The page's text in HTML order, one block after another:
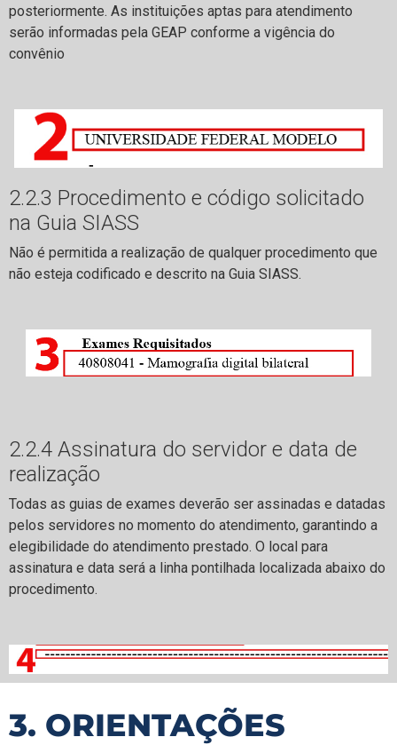
posteriormente. As instituições aptas para atendimento
serão informadas pela GEAP conforme a vigência do
convênio
2.2.3 Procedimento e código solicitado
na Guia SIASS
Não é permitida a realização de qualquer procedimento que
não esteja codificado e descrito na Guia SIASS.
2.2.4 Assinatura do servidor e data de
realização
Todas as guias de exames deverão ser assinadas e datadas
pelos servidores no momento do atendimento, garantindo a
elegibilidade do atendimento prestado. O local para
assinatura e data será a linha pontilhada localizada abaixo do
procedimento.
3. ORIENTAÇÕES